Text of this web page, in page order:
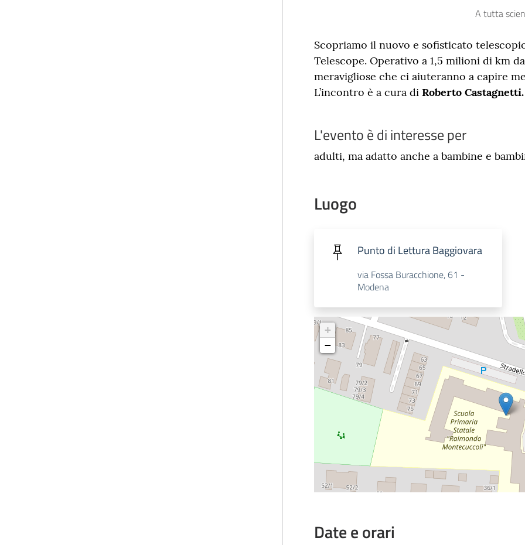
A tutta
Scopriamo il nuovo e sofisticato
Telescope. Operativo a 1,5 milioni di km
meravigliose che ci aiuteranno a capire
L’incontro è a cura di Roberto Castagnetti.
L'evento è di interesse per
adulti, ma adatto anche a bambine e
Luogo
Punto di Lettura Baggiovara
via Fossa Buracchione, 61 -
Modena
+
−
Date e orari